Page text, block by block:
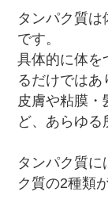
タンパク質
です。
具体的に体を
るだけではあ
皮膚や粘膜・
ど、あらゆる
タンパク質
ク質の2種類